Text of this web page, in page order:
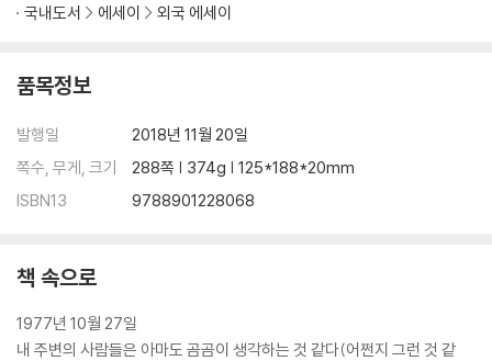
국내도서 에세이 외국 에세이
품목정보
발행일
2018년 11월 20일
쪽수, 무게, 크기
288쪽 | 374g | 125*188*20mm
ISBN13
9788901228068
책 속으로
1977년 10월 27일
내 주변의 사람들은 아마도 곰곰이 생각하는 것 같다(어쩐지 그런 것 같